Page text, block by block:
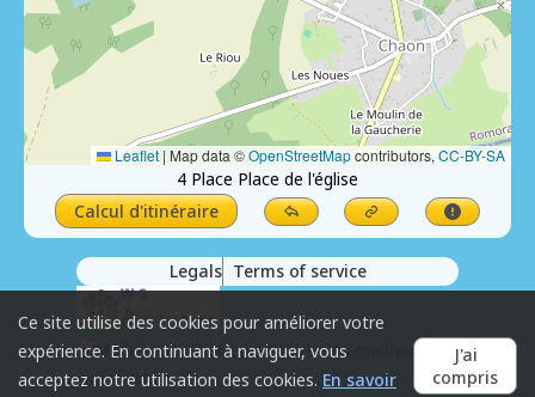
Leaflet | Map data ©OpenStreetMapcontributors, CC-BY-SA
4 Place Place de l'église
Calcul d'itinéraire
Legals Terms of service
Ce site utilise des cookies pour améliorer votre
expérience. En continuant à naviguer, vous
acceptez notre utilisation des cookies. En savoir
J'ai
compris